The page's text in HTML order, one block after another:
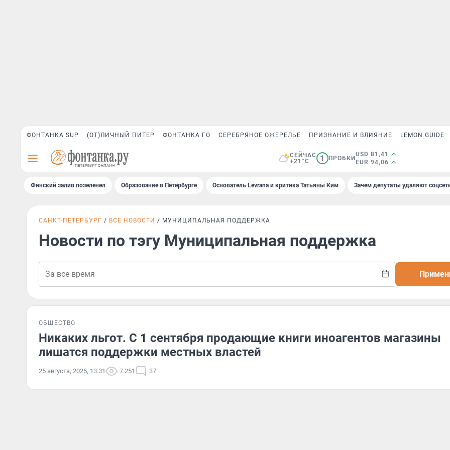
ФОНТАНКА SUP (ОТ)ЛИЧНЫЙ ПИТЕР ФОНТАНКА ГО СЕРЕБРЯНОЕ ОЖЕРЕЛЬЕ ПРИЗНАНИЕ И ВЛИЯНИЕ LEMON GUIDE
СЕЙЧАС
+21°C
1 ПРОБКИ
USD 81,41
EUR 94,06
Финский залив позеленел Образование в Петербурге Основатель Levrana и критика Татьяны Ким Зачем депутаты удаляют
САНКТ-ПЕТЕРБУРГ ВСЕ НОВОСТИ МУНИЦИПАЛЬНАЯ ПОДДЕРЖКА
Новости по тэгу Муниципальная поддержка
ОБЩЕСТВО
Никаких льгот. С 1 сентября продающие книги иноагентов магазины
лишатся поддержки местных властей
25 августа, 2025, 13:31 7 251 37